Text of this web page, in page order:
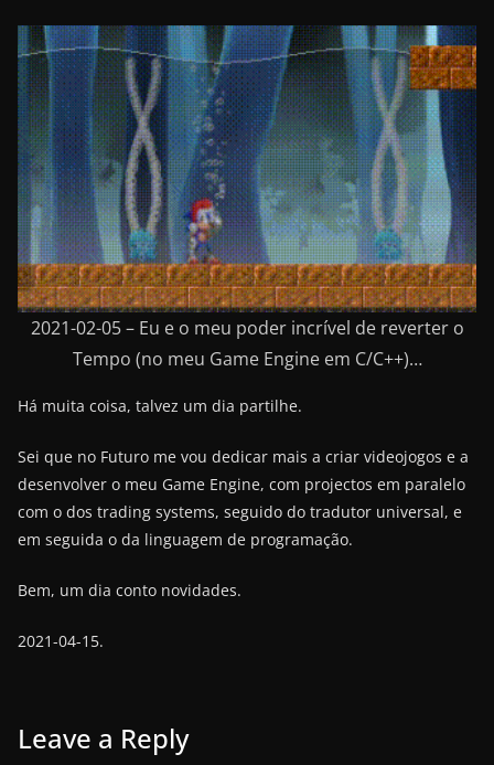
2021-02-05 – Eu e o meu poder incrível de reverter o
Tempo (no meu Game Engine em C/C++)…
Há muita coisa, talvez um dia partilhe.
Sei que no Futuro me vou dedicar mais a criar videojogos e a
desenvolver o meu Game Engine, com projectos em paralelo
com o dos trading systems, seguido do tradutor universal, e
em seguida o da linguagem de programação.
Bem, um dia conto novidades.
2021-04-15.
Leave a Reply